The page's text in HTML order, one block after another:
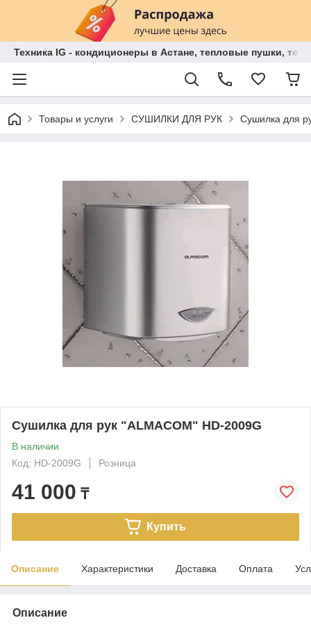
Техника IG - кондиционеры в Астане, тепловые пушки,
Товары и услуги СУШИЛКИ ДЛЯ РУК Сушилка для
Сушилка для рук "ALMACOM" HD-2009G
В наличии
Код: HD-2009G
Розница
41 000 ₸
Купить
Описание Характеристики Доставка Оплата
Описание